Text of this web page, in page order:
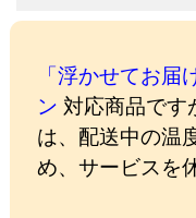
「浮かせてお
ン 対応商品です
は、配送中の温
め、サービスを